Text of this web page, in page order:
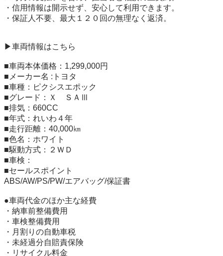
・信用情報は開示せず、安心して利用できます。
・保証人不要、最大１２０回の無理なく返済。
▶車両情報はこちら
■車両本体価格：1,299,000円
■メーカー名 :トヨタ
■車種：ピクシスエポック
■グレード：Ｘ　ＳＡⅢ
■排気：660CC
■年式：れいわ４年
■走行距離：40,000㎞
■色名：ホワイト
■駆動方式：２ＷＤ
■車検：
■セールスポイント
ABS/AW/PS/PW/エアバッグ/保証書
●車両代金のほか主な経費
・納車前整備費用
・車検整備費用
・月割りの自動車税
・未経過分自賠責保険
・リサイクル料金